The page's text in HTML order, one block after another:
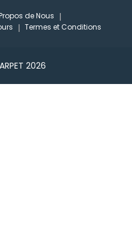
de Nous
Termes et Conditions
2026